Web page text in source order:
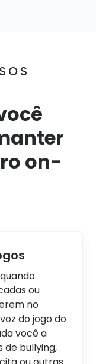
on-
ou
no
do jogo do
você a
de bullying,